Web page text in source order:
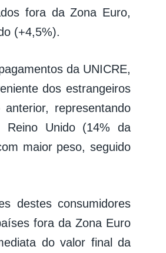
fora da Zona Euro,
(+4,5%).
da UNICRE,
dos estrangeiros
representando
Unido (14% da
maior peso, seguido
destes consumidores
fora da Zona Euro
do valor final da